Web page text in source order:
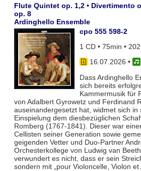
Flute Quintet op. 1,2 • Divertimento
op. 8
Ardinghello Ensemble
cpo 555 598-2
1 CD • 75min •
16.07.2026 •
Dass Ardinghello
sich bereits
Kammermusik für
von Adalbert Gyrowetz und Ferdinand
auseinandergesetzt hat, widmet sich in
Einspielung dem diesbezüglichen
Romberg (1767-1841). Dieser war
Cellisten seiner Generation sowie
geigenden Vetter und Duo-Partner
Orchesterkollege von Ludwig van
verwundert es nicht, dass er sein
sondern mit „pour Violoncelle, Violon et